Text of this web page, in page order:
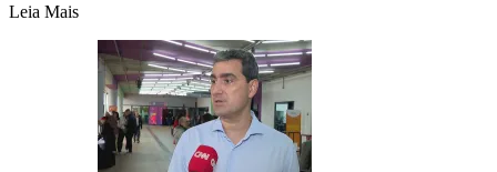
Leia Mais